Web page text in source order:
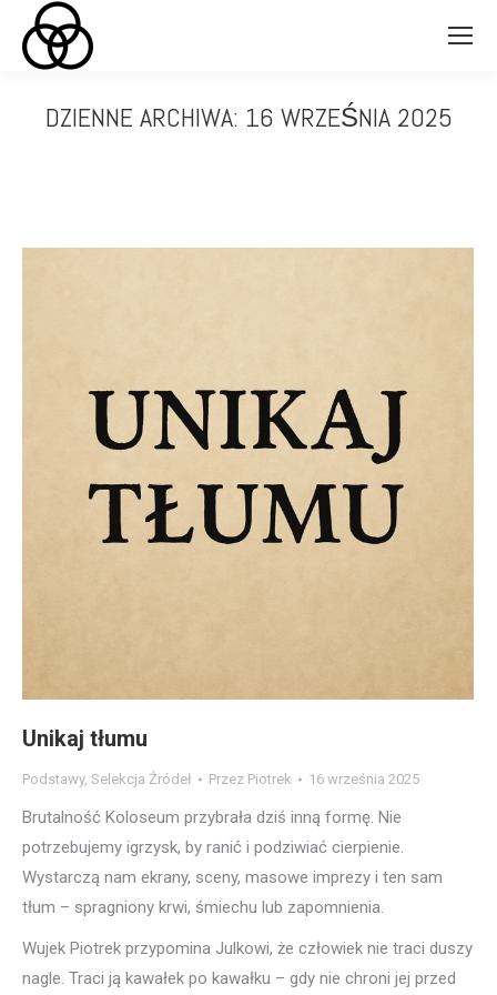
DZIENNE ARCHIWA: 16 WRZEŚNIA 2025
Unikaj tłumu
Podstawy, Selekcja Źródeł Przez Piotrek 16 września 2025
Brutalność Koloseum przybrała dziś inną formę. Nie
potrzebujemy igrzysk, by ranić i podziwiać cierpienie.
Wystarczą nam ekrany, sceny, masowe imprezy i ten sam
tłum – spragniony krwi, śmiechu lub zapomnienia.
Wujek Piotrek przypomina Julkowi, że człowiek nie traci duszy
nagle. Traci ją kawałek po kawałku – gdy nie chroni jej przed